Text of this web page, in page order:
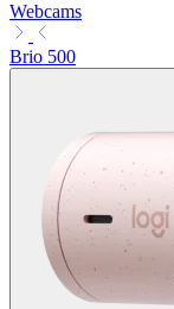
Webcams
Brio 500